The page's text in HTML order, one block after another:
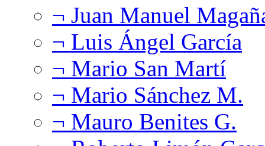
¬ Juan Manuel
¬ Luis Ángel García
¬ Mario San Martí
¬ Mario Sánchez M.
¬ Mauro Benites G.